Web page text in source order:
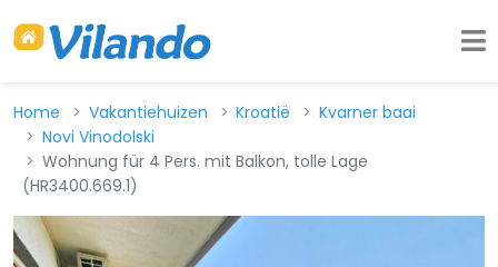
Home Vakantiehuizen Kroatië
Kvarner baai
Novi Vinodolski
Wohnung für 4 Pers. mit Balkon, tolle Lage
(HR3400.669.1)